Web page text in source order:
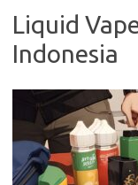
Liquid
Indonesia